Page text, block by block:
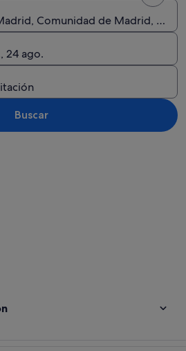
Comunidad de Madrid,
24 ago.
Buscar